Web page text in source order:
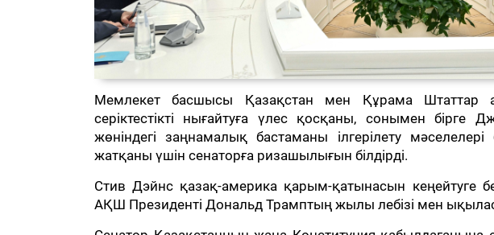
Мемлекет басшысы Қазақстан мен Құрама Штаттар
серіктестікті нығайтуға үлес қосқаны, сонымен бірге
жөніндегі заңнамалық бастаманы ілгерілету
жатқаны үшін сенаторға ризашылығын білдірді.
Стив Дэйнс қазақ-америка қарым-қатынасын кеңейтуге
АҚШ Президенті Дональд Трамптың жылы лебізі мен